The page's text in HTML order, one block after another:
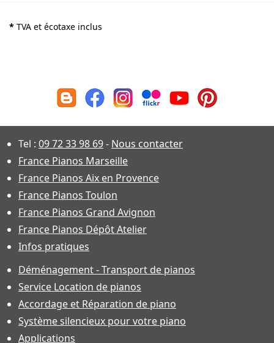
* TVA et écotaxe inclus
Tel : 09 72 33 98 69- Nous contacter
France Pianos Marseille
France Pianos Aix en Provence
France Pianos Toulon
France Pianos Grand Avignon
France Pianos Dépôt Atelier
Infos pratiques
Déménagement - Transport de pianos
Service Location de pianos
Accordage et Réparation de piano
Système silencieux pour votre piano
Applications